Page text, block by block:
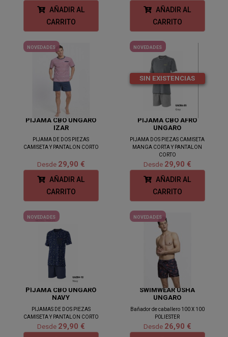
AÑADIR AL
CARRITO
AÑADIR AL
CARRITO
NOVEDADES
PIJAMA CBO UNGARO
IZAR
PIJAMA DE DOS PIEZAS
CAMISETA Y PANTALON CORTO
Desde 29,90 €
AÑADIR AL
CARRITO
NOVEDADES
SIN EXISTENCIAS
PIJAMA CBO AFRO
UNGARO
PIJAMA DOS PIEZAS CAMISETA
MANGA CORTA Y PANTALON
CORTO
Desde 29,90 €
AÑADIR AL
CARRITO
NOVEDADES
PIJAMA CBO UNGARO
NAVY
PIJAMAS DE DOS PIEZAS
CAMISETA Y PANTALON CORTO
Desde 29,90 €
NOVEDADES
SWIMWEAR USHA
UNGARO
Bañador de caballero 100 X 100
P0LIESTER
Desde 26,90 €